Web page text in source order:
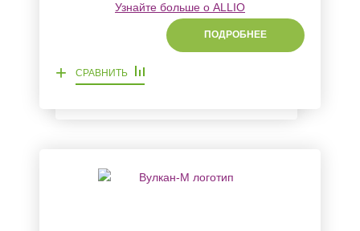
Узнайте больше о ALLIO
ПОДРОБНЕЕ
+ СРАВНИТЬ